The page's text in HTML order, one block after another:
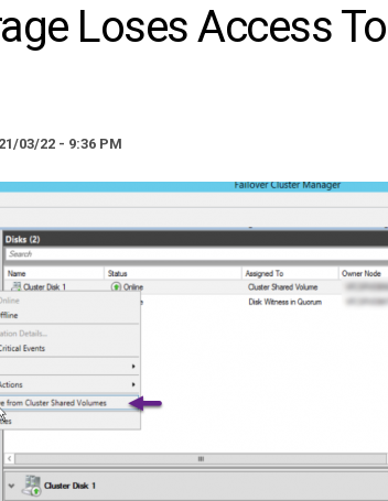
Loses Access
03/22 - 9:36 PM